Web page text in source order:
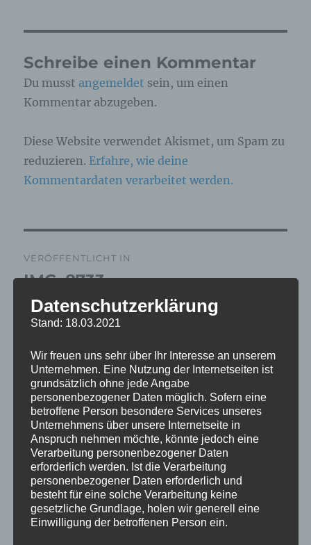
Schreibe einen Kommentar
Du musst angemeldet sein, um einen
Kommentar abzugeben.
Diese Website verwendet Akismet, um Spam zu
reduzieren. Erfahre, wie deine
Kommentardaten verarbeitet werden.
VERÖFFENTLICHT IN
IMG_8733
Datenschutzerklärung
Stand: 18.03.2021
Wir freuen uns sehr über Ihr Interesse an unserem
Unternehmen. Eine Nutzung der Internetseiten ist
grundsätzlich ohne jede Angabe
personenbezogener Daten möglich. Sofern eine
betroffene Person besondere Services unseres
Unternehmens über unsere Internetseite in
Anspruch nehmen möchte, könnte jedoch eine
Verarbeitung personenbezogener Daten
erforderlich werden. Ist die Verarbeitung
personenbezogener Daten erforderlich und
besteht für eine solche Verarbeitung keine
gesetzliche Grundlage, holen wir generell eine
Einwilligung der betroffenen Person ein.